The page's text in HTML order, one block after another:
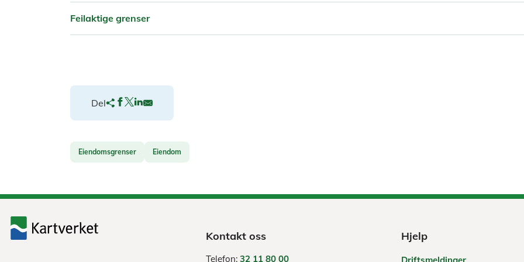
Feilaktige grenser
Del
Eiendomsgrenser Eiendom
Kontakt oss
Telefon: 32 11 80 00
Hjelp
Driftsmeldinger